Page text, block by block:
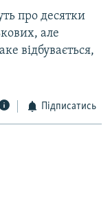
про десятки
але
відбувається,
Підписатись